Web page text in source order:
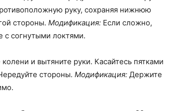
руку, сохраняя нижнюю
стороны. Модификация: Если сложно,
с согнутыми локтями.
и вытяните руки. Касайтесь пятками
стороны. Модификация: Держите